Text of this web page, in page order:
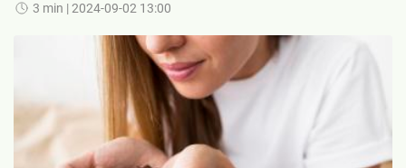
3 min | 2024-09-02 13:00